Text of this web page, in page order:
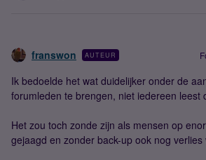
franswon AUTEUR
Ik bedoelde het wat duidelijker onder de
forumleden te brengen, niet iedereen leest
Het zou toch zonde zijn als mensen op
gejaagd en zonder back-up ook nog verlies